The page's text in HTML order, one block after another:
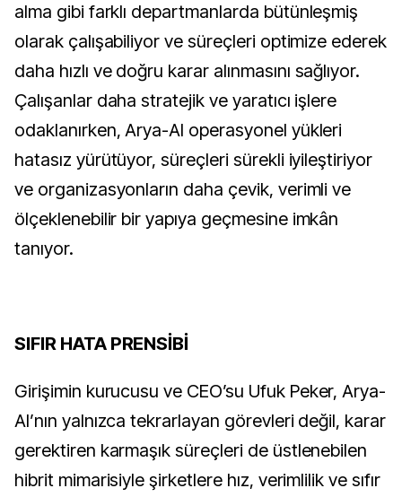
alma gibi farklı departmanlarda bütünleşmiş
olarak çalışabiliyor ve süreçleri optimize ederek
daha hızlı ve doğru karar alınmasını sağlıyor.
Çalışanlar daha stratejik ve yaratıcı işlere
odaklanırken, Arya-AI operasyonel yükleri
hatasız yürütüyor, süreçleri sürekli iyileştiriyor
ve organizasyonların daha çevik, verimli ve
ölçeklenebilir bir yapıya geçmesine imkân
tanıyor.
SIFIR HATA PRENSİBİ
Girişimin kurucusu ve CEO’su Ufuk Peker, Arya-
AI’nın yalnızca tekrarlayan görevleri değil, karar
gerektiren karmaşık süreçleri de üstlenebilen
hibrit mimarisiyle şirketlere hız, verimlilik ve sıfır